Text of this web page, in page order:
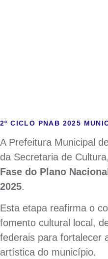
2º CICLO PNAB 2025
A Prefeitura Municipal
da Secretaria de
Fase do Plano
2025.
Esta etapa reafirma o
fomento cultural local,
federais para fortalecer
artística do município.